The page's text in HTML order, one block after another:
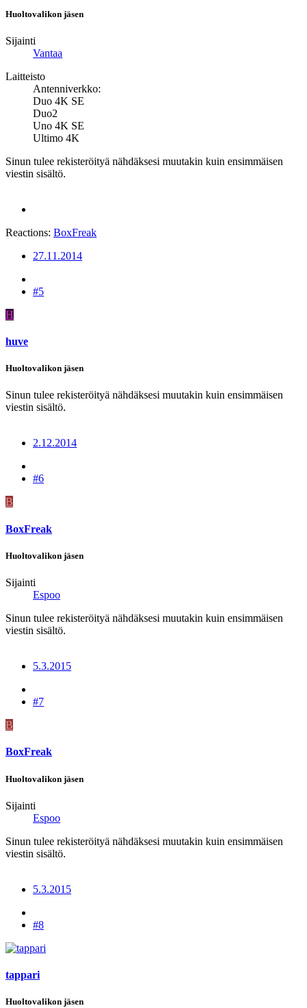
Huoltovalikon jäsen
Sijainti
Vantaa
Laitteisto
Antenniverkko:
Duo 4K SE
Duo2
Uno 4K SE
Ultimo 4K
Sinun tulee rekisteröityä nähdäksesi muutakin kuin ensimmäisen
viestin sisältö.
Reactions: BoxFreak
27.11.2014
#5
H
huve
Huoltovalikon jäsen
Sinun tulee rekisteröityä nähdäksesi muutakin kuin ensimmäisen
viestin sisältö.
2.12.2014
#6
B
BoxFreak
Huoltovalikon jäsen
Sijainti
Espoo
Sinun tulee rekisteröityä nähdäksesi muutakin kuin ensimmäisen
viestin sisältö.
5.3.2015
#7
B
BoxFreak
Huoltovalikon jäsen
Sijainti
Espoo
Sinun tulee rekisteröityä nähdäksesi muutakin kuin ensimmäisen
viestin sisältö.
5.3.2015
#8
tappari
Huoltovalikon jäsen